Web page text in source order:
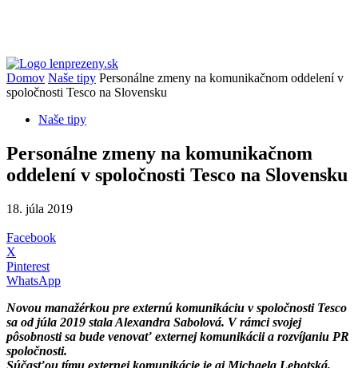
Domov Naše tipy Personálne zmeny na komunikačnom oddelení v
spoločnosti Tesco na Slovensku
Naše tipy
Personálne zmeny na komunikačnom
oddelení v spoločnosti Tesco na Slovensku
18. júla 2019
Facebook
X
Pinterest
WhatsApp
Novou manažérkou pre externú komunikáciu v spoločnosti Tesco
sa od júla 2019 stala Alexandra Sabolová. V rámci svojej
pôsobnosti sa bude venovať externej komunikácii a rozvíjaniu PR
spoločnosti.
Súčasťou tímu externej komunikácie je aj Michaela Lehotská,